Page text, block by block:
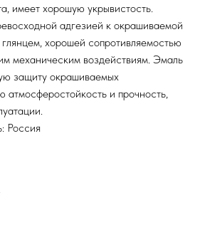
имеет хорошую укрывистость.
адгезией к окрашиваемой
хорошей сопротивляемостью
механическим воздействиям. Эмаль
защиту окрашиваемых
атмосферостойкость и прочность,
Россия